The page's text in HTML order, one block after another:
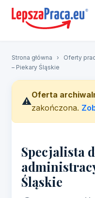
Strona główna › Oferty
– Piekary Śląskie
⚠️
Oferta
zakończona.
Specjalista
Śląskie